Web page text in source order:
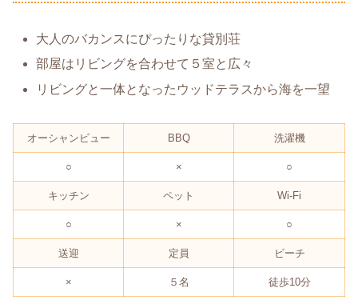
大人のバカンスにぴったりな貸別荘
部屋はリビングを合わせて５室と広々
リビングと一体となったウッドテラスから海を一望
オーシャンビュー BBQ 洗濯機
○ × ○
キッチン ペット Wi-Fi
○ × ○
送迎 定員 ビーチ
× ５名 徒歩10分